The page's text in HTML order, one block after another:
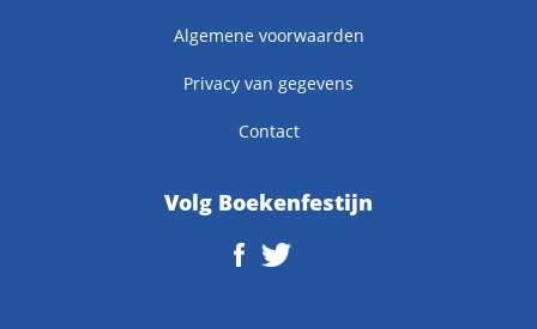
Algemene voorwaarden
Privacy van gegevens
Contact
Volg Boekenfestijn